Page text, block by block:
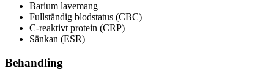
Barium lavemang
Fullständig blodstatus (CBC)
C-reaktivt protein (CRP)
Sänkan (ESR)
Behandling